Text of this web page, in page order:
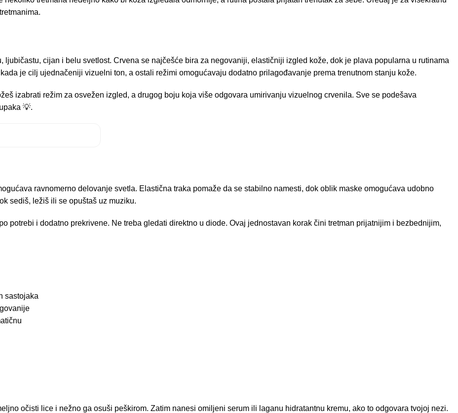
ljubičastu, cijan i belu svetlost. Crvena se najčešće bira za negovaniji, elastičniji izgled kože, dok je plava popularna u rutinama
je cilj ujednačeniji vizuelni ton, a ostali režimi omogućavaju dodatno prilagođavanje prema trenutnom stanju kože.
izabrati režim za osvežen izgled, a drugog boju koja više odgovara umirivanju vizuelnog crvenila. Sve se podešava
💡.
ravnomerno delovanje svetla. Elastična traka pomaže da se stabilno namesti, dok oblik maske omogućava udobno
sediš, ležiš ili se opuštaš uz muziku.
potrebi i dodatno prekrivene. Ne treba gledati direktno u diode. Ovaj jednostavan korak čini tretman prijatnijim i bezbednijim,
sastojaka
očisti lice i nežno ga osuši peškirom. Zatim nanesi omiljeni serum ili laganu hidratantnu kremu, ako to odgovara tvojoj nezi.